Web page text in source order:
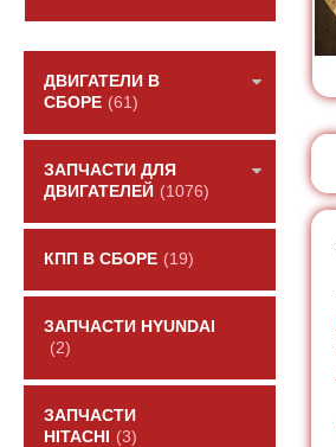
ДВИГАТЕЛИ В
СБОРЕ (61)
ЗАПЧАСТИ ДЛЯ
ДВИГАТЕЛЕЙ (1076)
КПП В СБОРЕ (19)
ЗАПЧАСТИ HYUNDAI
(2)
ЗАПЧАСТИ
HITACHI
(3)